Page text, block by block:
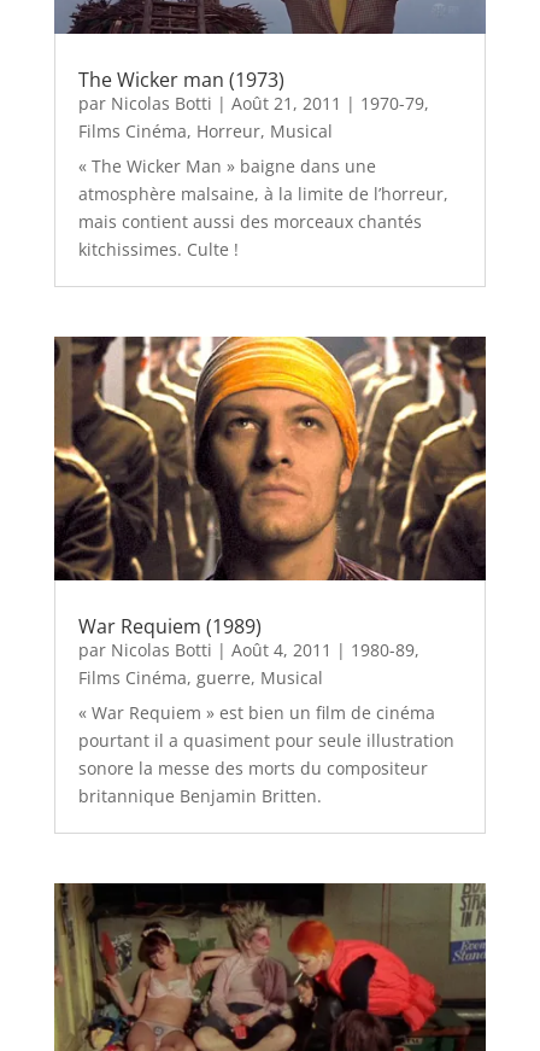
The Wicker man (1973)
par Nicolas Botti | Août 21, 2011 | 1970-79,
Films Cinéma, Horreur, Musical
« The Wicker Man » baigne dans une
atmosphère malsaine, à la limite de l’horreur,
mais contient aussi des morceaux chantés
kitchissimes. Culte !
War Requiem (1989)
par Nicolas Botti | Août 4, 2011 | 1980-89,
Films Cinéma, guerre, Musical
« War Requiem » est bien un film de cinéma
pourtant il a quasiment pour seule illustration
sonore la messe des morts du compositeur
britannique Benjamin Britten.